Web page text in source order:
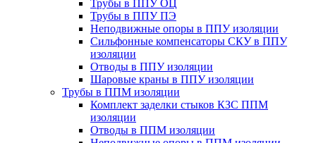
Трубы в ППУ ОЦ
Трубы в ППУ ПЭ
Неподвижные опоры в ППУ изоляции
Сильфонные компенсаторы СКУ в ППУ
изоляции
Отводы в ППУ изоляции
Шаровые краны в ППУ изоляции
Трубы в ППМ изоляции
Комплект заделки стыков КЗС ППМ
изоляции
Отводы в ППМ изоляции